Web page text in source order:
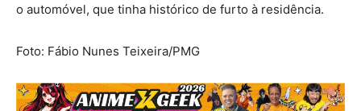
o automóvel, que tinha histórico de furto à residência.
Foto: Fábio Nunes Teixeira/PMG